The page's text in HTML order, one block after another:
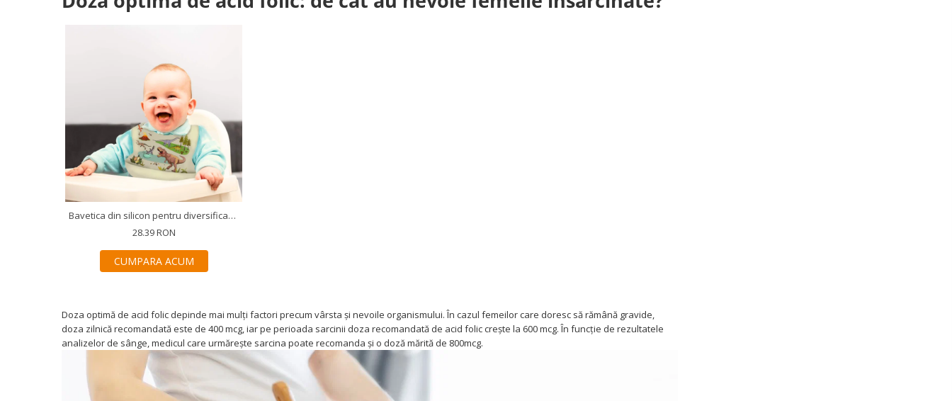
Bavetica din silicon pentru diversificare bebelusi, cu buzunar, baveta cauciuc bebe, Empria, Diverse culori si modele
28.39 RON
CUMPARA ACUM
Doza optimă de acid folic depinde mai mulți factori precum vârsta și nevoile organismului. În cazul femeilor care doresc să rămână gravide,
doza zilnică recomandată este de 400 mcg, iar pe perioada sarcinii doza recomandată de acid folic crește la 600 mcg. În funcție de rezultatele
analizelor de sânge, medicul care urmărește sarcina poate recomanda și o doză mărită de 800mcg.